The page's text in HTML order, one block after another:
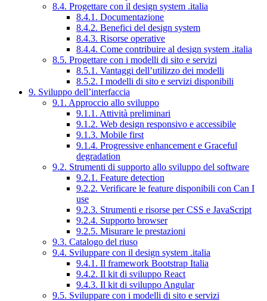
8.4. Progettare con il design system .italia
8.4.1. Documentazione
8.4.2. Benefici del design system
8.4.3. Risorse operative
8.4.4. Come contribuire al design system .italia
8.5. Progettare con i modelli di sito e servizi
8.5.1. Vantaggi dell’utilizzo dei modelli
8.5.2. I modelli di sito e servizi disponibili
9. Sviluppo dell’interfaccia
9.1. Approccio allo sviluppo
9.1.1. Attività preliminari
9.1.2. Web design responsivo e accessibile
9.1.3. Mobile first
9.1.4. Progressive enhancement e Graceful
degradation
9.2. Strumenti di supporto allo sviluppo del software
9.2.1. Feature detection
9.2.2. Verificare le feature disponibili con Can I
use
9.2.3. Strumenti e risorse per CSS e JavaScript
9.2.4. Supporto browser
9.2.5. Misurare le prestazioni
9.3. Catalogo del riuso
9.4. Sviluppare con il design system .italia
9.4.1. Il framework Bootstrap Italia
9.4.2. Il kit di sviluppo React
9.4.3. Il kit di sviluppo Angular
9.5. Sviluppare con i modelli di sito e servizi